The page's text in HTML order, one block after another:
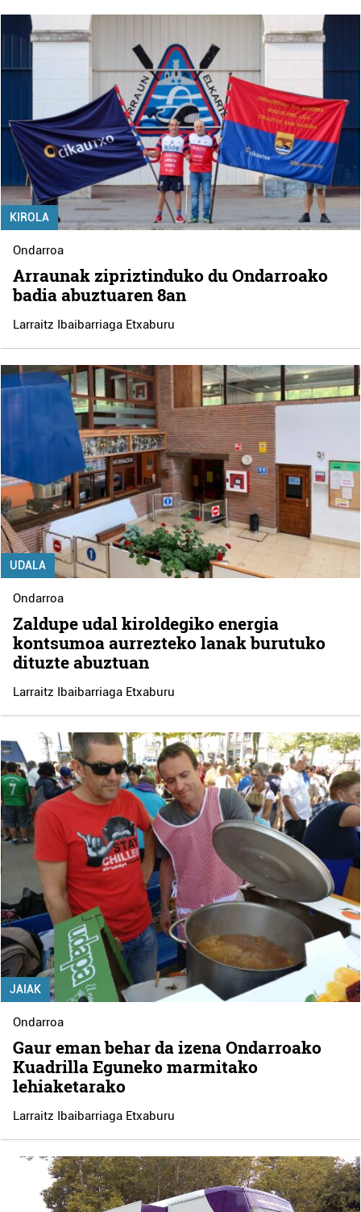
KIROLA
Ondarroa
Arraunak zipriztinduko du Ondarroako
badia abuztuaren 8an
Larraitz Ibaibarriaga Etxaburu
UDALA
Ondarroa
Zaldupe udal kiroldegiko energia
kontsumoa aurrezteko lanak burutuko
dituzte abuztuan
Larraitz Ibaibarriaga Etxaburu
JAIAK
Ondarroa
Gaur eman behar da izena Ondarroako
Kuadrilla Eguneko marmitako
lehiaketarako
Larraitz Ibaibarriaga Etxaburu